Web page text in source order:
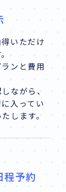
いただけ
ンと費用
ながら、
入ってい
します。
程予約